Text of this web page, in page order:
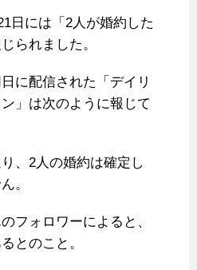
日には「2人が婚約した
られました。
に配信された「デイリ
」は次のように報じて
、2人の婚約は確定し
。
フォロワーによると、
とのこと。